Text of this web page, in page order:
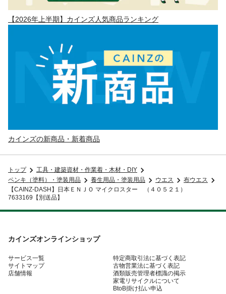
【2026年上半期】カインズ人気商品ランキング
カインズの新商品・新着商品
トップ
工具・建築資材・作業着・木材・DIY
ペンキ（塗料）・塗装用品
養生用品・塗装用品 ウエス
布ウエス
【CAINZ-DASH】日本ＥＮＪＯ マイクロスター （４０５２１）
7633169【別送品】
カインズオンラインショップ
サービス一覧
サイトマップ
店舗情報
特定商取引法に基づく表記
古物営業法に基づく表記
酒類販売管理者標識の掲示
家電リサイクルについて
BtoB掛け払い申込